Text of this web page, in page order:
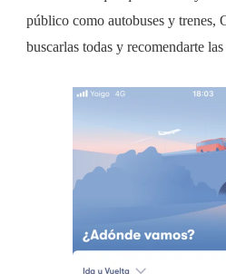
público como autobuses y trenes,
buscarlas todas y recomendarte